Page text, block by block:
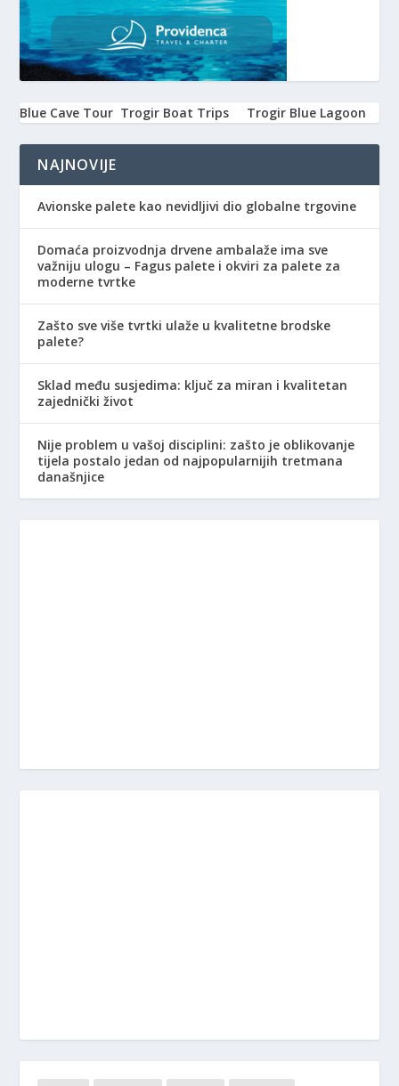
Blue Cave Tour Trogir Boat Trips Trogir Blue Lagoon
NAJNOVIJE
Avionske palete kao nevidljivi dio globalne trgovine
Domaća proizvodnja drvene ambalaže ima sve
važniju ulogu – Fagus palete i okviri za palete za
moderne tvrtke
Zašto sve više tvrtki ulaže u kvalitetne brodske
palete?
Sklad među susjedima: ključ za miran i kvalitetan
zajednički život
Nije problem u vašoj disciplini: zašto je oblikovanje
tijela postalo jedan od najpopularnijih tretmana
današnjice